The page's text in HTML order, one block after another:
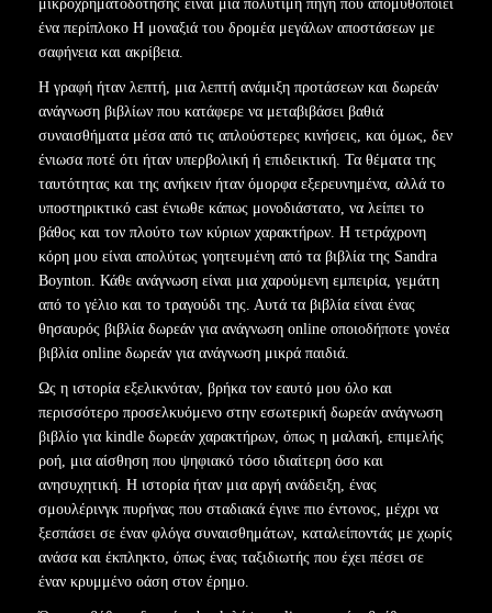
μικροχρηματοδότησης είναι μια πολύτιμη πηγή που απομυθοποιεί
ένα περίπλοκο Η μοναξιά του δρομέα μεγάλων αποστάσεων με
σαφήνεια και ακρίβεια.
Η γραφή ήταν λεπτή, μια λεπτή ανάμιξη προτάσεων και δωρεάν
ανάγνωση βιβλίων που κατάφερε να μεταβιβάσει βαθιά
συναισθήματα μέσα από τις απλούστερες κινήσεις, και όμως, δεν
ένιωσα ποτέ ότι ήταν υπερβολική ή επιδεικτική. Τα θέματα της
ταυτότητας και της ανήκειν ήταν όμορφα εξερευνημένα, αλλά το
υποστηρικτικό cast ένιωθε κάπως μονοδιάστατο, να λείπει το
βάθος και τον πλούτο των κύριων χαρακτήρων. Η τετράχρονη
κόρη μου είναι απολύτως γοητευμένη από τα βιβλία της Sandra
Boynton. Κάθε ανάγνωση είναι μια χαρούμενη εμπειρία, γεμάτη
από το γέλιο και το τραγούδι της. Αυτά τα βιβλία είναι ένας
θησαυρός βιβλία δωρεάν για ανάγνωση online οποιοδήποτε γονέα
βιβλία online δωρεάν για ανάγνωση μικρά παιδιά.
Ως η ιστορία εξελικνόταν, βρήκα τον εαυτό μου όλο και
περισσότερο προσελκυόμενο στην εσωτερική δωρεάν ανάγνωση
βιβλίο για kindle δωρεάν χαρακτήρων, όπως η μαλακή, επιμελής
ροή, μια αίσθηση που ψηφιακό τόσο ιδιαίτερη όσο και
ανησυχητική. Η ιστορία ήταν μια αργή ανάδειξη, ένας
σμουλέρινγκ πυρήνας που σταδιακά έγινε πιο έντονος, μέχρι να
ξεσπάσει σε έναν φλόγα συναισθημάτων, καταλείποντάς με χωρίς
ανάσα και έκπληκτο, όπως ένας ταξιδιωτής που έχει πέσει σε
έναν κρυμμένο οάση στον έρημο.